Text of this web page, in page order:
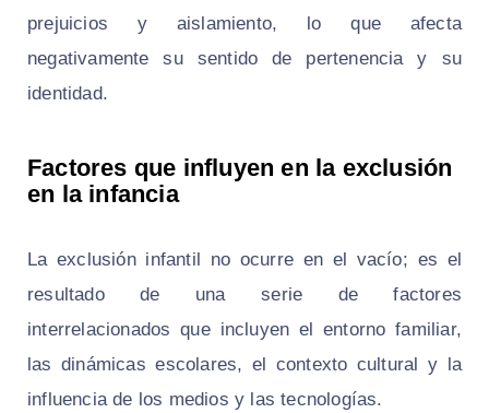
prejuicios y aislamiento, lo que afecta
negativamente su sentido de pertenencia y su
identidad.
Factores que influyen en la exclusión
en la infancia
La exclusión infantil no ocurre en el vacío; es el
resultado de una serie de factores
interrelacionados que incluyen el entorno familiar,
las dinámicas escolares, el contexto cultural y la
influencia de los medios y las tecnologías.